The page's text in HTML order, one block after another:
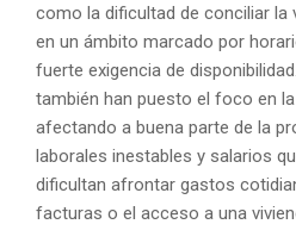
como la dificultad de conciliar la
en un ámbito marcado por
fuerte exigencia de
también han puesto el foco en
afectando a buena parte de la
laborales inestables y salarios
dificultan afrontar gastos
facturas o el acceso a una